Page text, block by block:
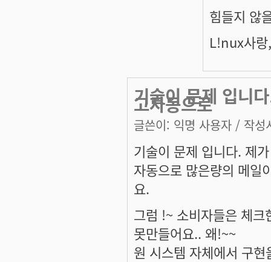
힘들지 않
L!nux사
기술이 문제 입니
고자동으로
글쓴이: 익명 사용자 / 작성
기술이 문제 입니다. 제
자동으로 많은량의 메일
요.
그럼 !~ 소비자들은 체
못만들어요.. 왜!~~
원 시스템 자체에서 구